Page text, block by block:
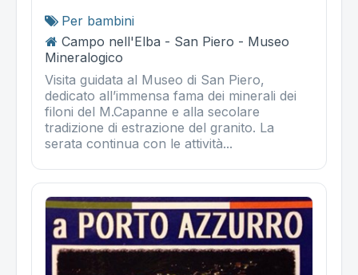
Per bambini
Campo nell'Elba - San Piero - Museo
Mineralogico
Visita guidata al Museo di San Piero,
dedicato all’immensa fama dei minerali dei
filoni del M.Capanne e alla secolare
tradizione di estrazione del granito. La
serata continua con le attività...